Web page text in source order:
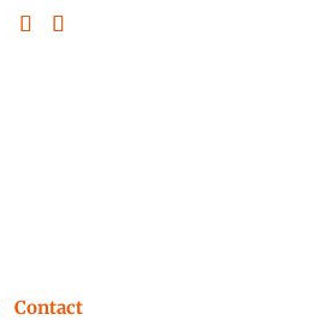
Contact